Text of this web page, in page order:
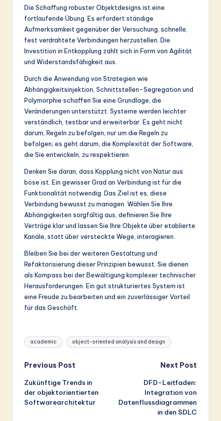
Die Schaffung robuster Objektdesigns ist eine
fortlaufende Übung. Es erfordert ständige
Aufmerksamkeit gegenüber der Versuchung, schnelle,
fest verdrahtete Verbindungen herzustellen. Die
Investition in Entkopplung zahlt sich in Form von Agilität
und Widerstandsfähigkeit aus.
Durch die Anwendung von Strategien wie
Abhängigkeitsinjektion, Schnittstellen-Segregation und
Polymorphie schaffen Sie eine Grundlage, die
Veränderungen unterstützt. Systeme werden leichter
verständlich, testbar und erweiterbar. Es geht nicht
darum, Regeln zu befolgen, nur um die Regeln zu
befolgen; es geht darum, die Komplexität der Software,
die Sie entwickeln, zu respektieren.
Denken Sie daran, dass Kopplung nicht von Natur aus
böse ist. Ein gewisser Grad an Verbindung ist für die
Funktionalität notwendig. Das Ziel ist es, diese
Verbindung bewusst zu managen. Wählen Sie Ihre
Abhängigkeiten sorgfältig aus, definieren Sie Ihre
Verträge klar und lassen Sie Ihre Objekte über etablierte
Kanäle, statt über versteckte Wege, interagieren.
Bleiben Sie bei der weiteren Gestaltung und
Refaktorisierung dieser Prinzipien bewusst. Sie dienen
als Kompass bei der Bewältigung komplexer technischer
Herausforderungen. Ein gut strukturiertes System ist
eine Freude zu bearbeiten und ein zuverlässiger Vorteil
für das Geschäft.
Tags:
academic object-oriented analysis and design
Post
navigation
Previous Post
Zukünftige Trends in
der objektorientierten
Softwarearchitektur
Next Post
DFD-Leitfaden:
Integration von
Datenflussdiagrammen
in den SDLC